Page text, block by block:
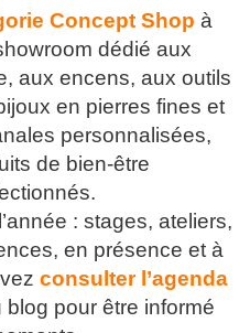
Concept Shop à
dédié aux
aux encens, aux outils
en pierres fines et
personnalisées,
de bien-être
: stages, ateliers,
en présence et à
consulter l’agenda
pour être informé